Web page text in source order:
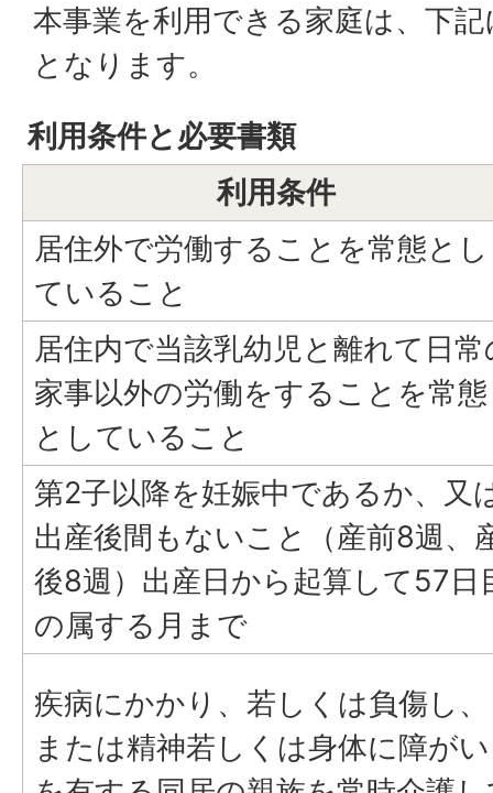
本事業を利用できる家庭は、下
となります。
利用条件と必要書類
利用条件
居住外で労働することを常態とし
ていること
居住内で当該乳幼児と離れて日常
家事以外の労働をすることを常態
としていること
第2子以降を妊娠中であるか、又
出産後間もないこと（産前8週、
後8週）出産日から起算して57日
の属する月まで
疾病にかかり、若しくは負傷し、
または精神若しくは身体に障がい